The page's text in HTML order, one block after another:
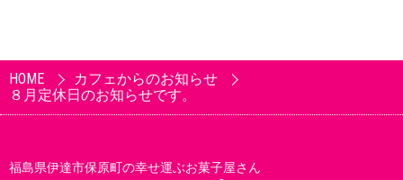
HOME
カフェからのお知らせ
８月定休日のお知らせです。
福島県伊達市保原町の幸せ運ぶお菓子屋さん